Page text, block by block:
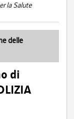
la Salute
delle
di